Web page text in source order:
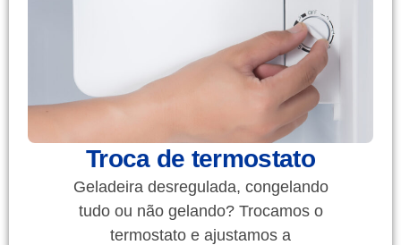
Troca de termostato
Geladeira desregulada, congelando
tudo ou não gelando? Trocamos o
termostato e ajustamos a